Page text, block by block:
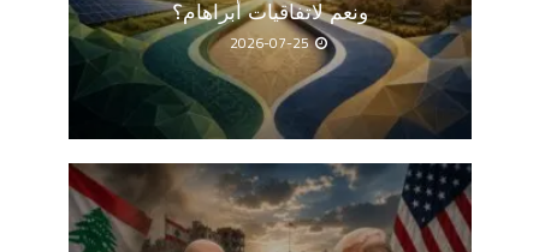
ونعم لاتفاقيات أبراهام؟
2026-07-25